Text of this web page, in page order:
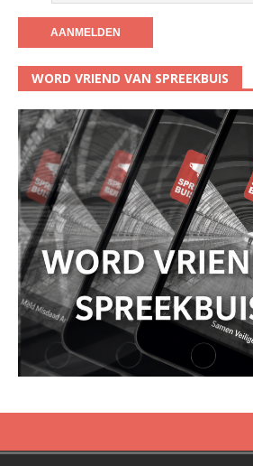
WORD VRIEND VAN SPREEKBUIS